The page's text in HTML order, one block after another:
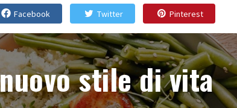
Facebook Twitter Pinterest
stile di vita